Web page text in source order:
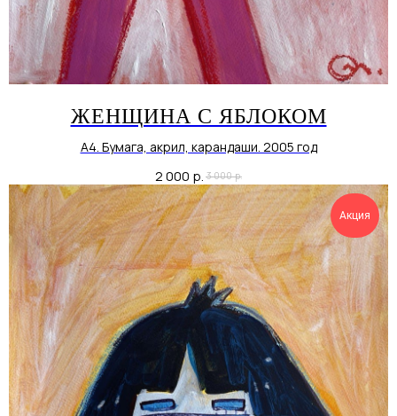
ЖЕНЩИНА С ЯБЛОКОМ
А4. Бумага, акрил, карандаши. 2005 год
2 000 р. 3 000 р.
Акция